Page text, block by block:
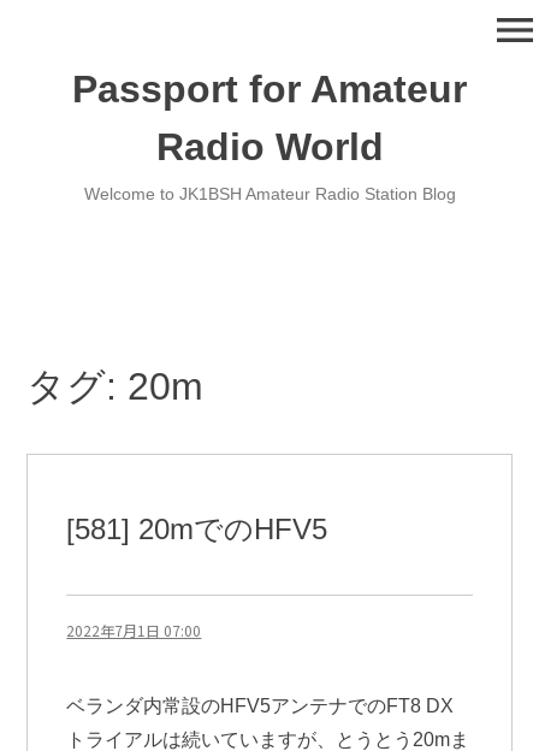
Passport for Amateur
Radio World
Welcome to JK1BSH Amateur Radio Station Blog
menu
タグ: 20m
[581] 20mでのHFV5
2022年7月1日 07:00
ベランダ内常設のHFV5アンテナでのFT8 DX
トライアルは続いていますが、とうとう20mま